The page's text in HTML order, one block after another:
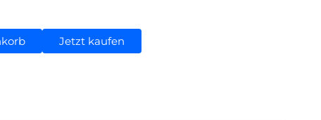
Jetzt kaufen